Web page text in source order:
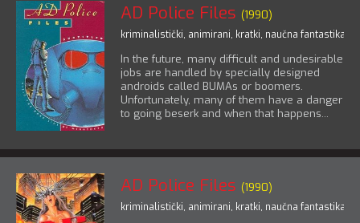
AD Police Files (1990)
kriminalistički, animirani, kratki, naučna fantastika
In the future, many difficult and undesirable
jobs are handled by specially designed
androids called BUMAs or boomers.
Unfortunately, many of them have a danger
to going beserk and when that happens...
AD Police Files (1990)
kriminalistički, animirani, kratki, naučna fantastika